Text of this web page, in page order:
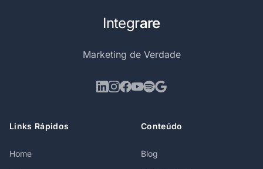
Integrare
Marketing de Verdade
Links Rápidos
Home
Conteúdo
Blog